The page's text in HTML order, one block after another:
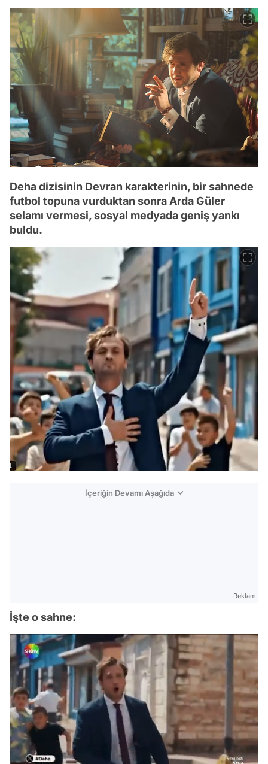
Deha dizisinin Devran karakterinin, bir sahnede
futbol topuna vurduktan sonra Arda Güler
selamı vermesi, sosyal medyada geniş yankı
buldu.
İçeriğin Devamı Aşağıda
Reklam
İşte o sahne:
/